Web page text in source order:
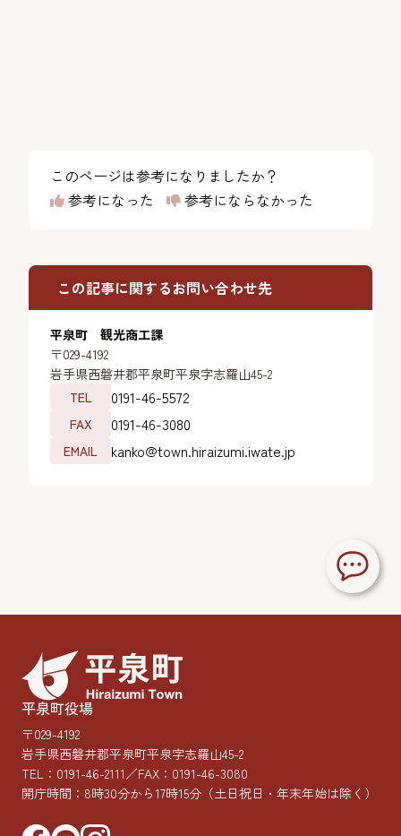
このページは参考になりましたか？
参考になった
参考にならなかった
この記事に関するお問い合わせ先
平泉町 観光商工課
〒029-4192
岩手県西磐井郡平泉町平泉字志羅山45-2
TEL
0191-46-5572
FAX 0191-46-3080
EMAIL kanko@town.hiraizumi.iwate.jp
平泉町役場
〒029-4192
岩手県西磐井郡平泉町平泉字志羅山45-2
TEL： 0191-46-2111／FAX：0191-46-3080
開庁時間：8時30分から17時15分 （土日祝日・年末年始は除く）